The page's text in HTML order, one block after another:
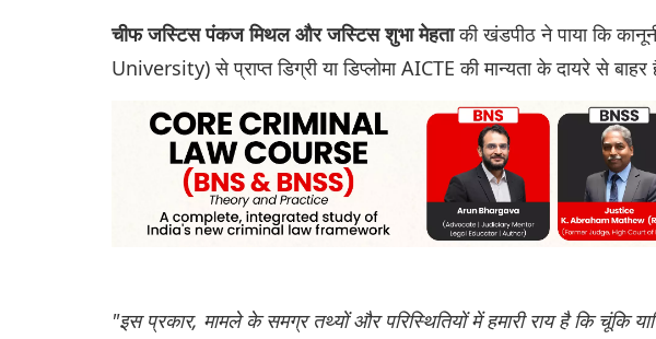
चीफ जस्टिस पंकज मिथल और जस्टिस शुभा मेहताकी खंडपीठ ने पाया कि
University) से प्राप्त डिग्री या डिप्लोमा AICTE की मान्यता के दायरे से बाहर
"इस प्रकार, मामले के समग्र तथ्यों और परिस्थितियों में हमारी राय है कि चूंकि